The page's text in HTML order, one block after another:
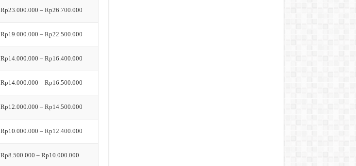
Rp23.000.000 – Rp26.700.000
Rp19.000.000 – Rp22.500.000
Rp14.000.000 – Rp16.400.000
Rp14.000.000 – Rp16.500.000
Rp12.000.000 – Rp14.500.000
Rp10.000.000 – Rp12.400.000
Rp8.500.000 – Rp10.000.000